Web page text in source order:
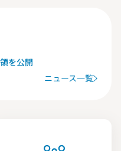
を公開
ニュース一覧